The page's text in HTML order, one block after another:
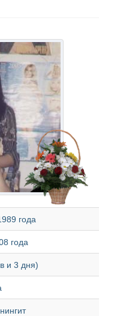
года
года
и 3 дня)